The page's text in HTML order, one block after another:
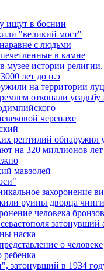
ищут в боснии
"великий мост"
с людьми
в камне
истории религии.
лет до н.э
на территории
откопали усадьбу
черепахе
рептилий обнаружил
на 320 миллионов лет
мавзолей
захоронение
руины дворца
человека
затонувший
наска
о человеке
ребенка
затонувший в 1934